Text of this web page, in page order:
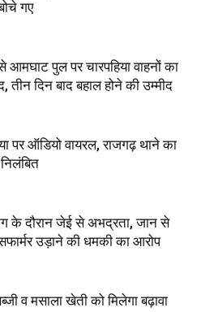
गए
से आमघाट पुल पर चारपहिया वाहनों का
तीन दिन बाद बहाल होने की उम्मीद
पर ऑडियो वायरल, राजगढ़ थाने का
के दौरान जेई से अभद्रता, जान से
उड़ाने की धमकी का आरोप
व मसाला खेती को मिलेगा बढ़ावा